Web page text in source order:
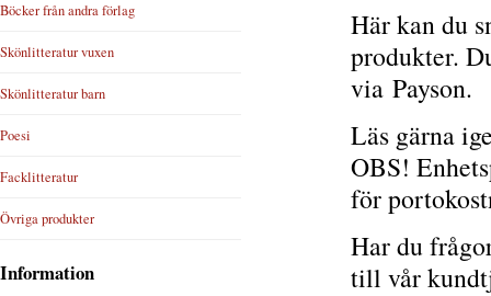
Här kan du
produkter.
via Payson.
Läs gärna
OBS!
för
Har du
till vår
Böcker från andra förlag
Skönlitteratur vuxen
Skönlitteratur barn
Poesi
Facklitteratur
Övriga produkter
Information